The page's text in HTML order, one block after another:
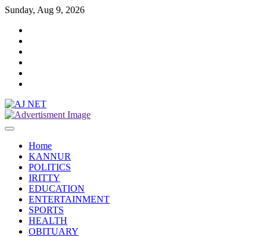
Skip
content
Sunday, Aug 9, 2026
Home
KANNUR
POLITICS
IRITTY
EDUCATION
ENTERTAINMENT
SPORTS
HEALTH
OBITUARY